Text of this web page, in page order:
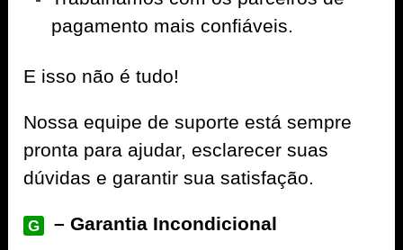
pagamento mais confiáveis.
E isso não é tudo!
Nossa equipe de suporte está sempre
pronta para ajudar, esclarecer suas
dúvidas e garantir sua satisfação.
G – Garantia Incondicional